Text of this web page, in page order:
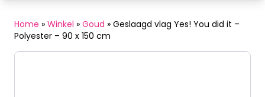
Home » Winkel » Goud » Geslaagd vlag Yes! You did it –
Polyester – 90 x 150 cm